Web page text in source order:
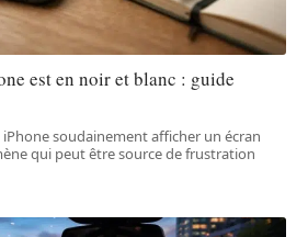
est en noir et blanc : guide
soudainement afficher un écran
qui peut être source de frustration